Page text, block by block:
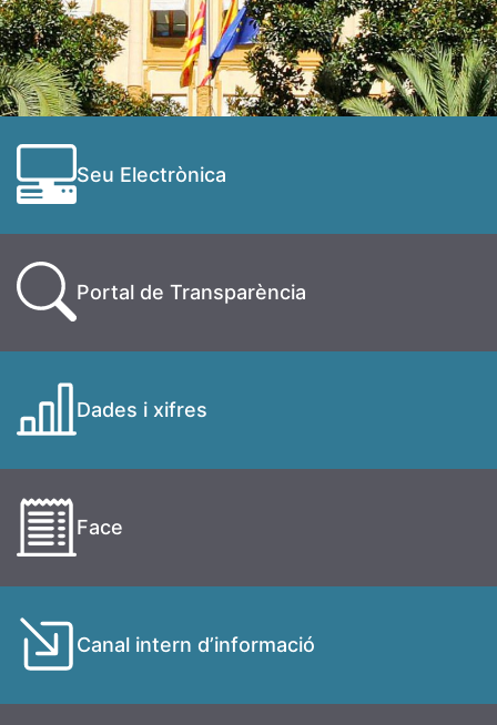
Seu Electrònica
Portal de Transparència
Dades i xifres
Face
Canal intern d’informació